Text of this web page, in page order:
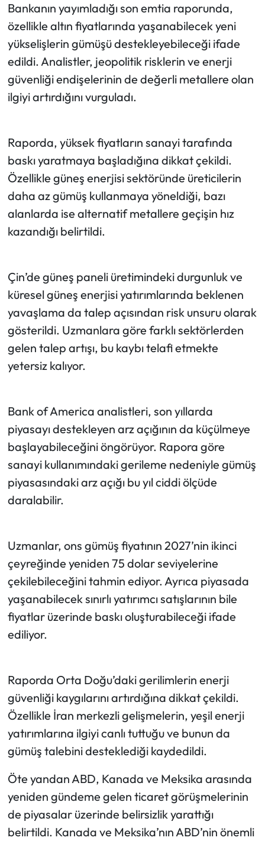
Bankanın yayımladığı son emtia raporunda,
özellikle altın fiyatlarında yaşanabilecek yeni
yükselişlerin gümüşü destekleyebileceği ifade
edildi. Analistler, jeopolitik risklerin ve enerji
güvenliği endişelerinin de değerli metallere olan
ilgiyi artırdığını vurguladı.
Raporda, yüksek fiyatların sanayi tarafında
baskı yaratmaya başladığına dikkat çekildi.
Özellikle güneş enerjisi sektöründe üreticilerin
daha az gümüş kullanmaya yöneldiği, bazı
alanlarda ise alternatif metallere geçişin hız
kazandığı belirtildi.
Çin’de güneş paneli üretimindeki durgunluk ve
küresel güneş enerjisi yatırımlarında beklenen
yavaşlama da talep açısından risk unsuru olarak
gösterildi. Uzmanlara göre farklı sektörlerden
gelen talep artışı, bu kaybı telafi etmekte
yetersiz kalıyor.
Bank of America analistleri, son yıllarda
piyasayı destekleyen arz açığının da küçülmeye
başlayabileceğini öngörüyor. Rapora göre
sanayi kullanımındaki gerileme nedeniyle gümüş
piyasasındaki arz açığı bu yıl ciddi ölçüde
daralabilir.
Uzmanlar, ons gümüş fiyatının 2027’nin ikinci
çeyreğinde yeniden 75 dolar seviyelerine
çekilebileceğini tahmin ediyor. Ayrıca piyasada
yaşanabilecek sınırlı yatırımcı satışlarının bile
fiyatlar üzerinde baskı oluşturabileceği ifade
ediliyor.
Raporda Orta Doğu’daki gerilimlerin enerji
güvenliği kaygılarını artırdığına dikkat çekildi.
Özellikle İran merkezli gelişmelerin, yeşil enerji
yatırımlarına ilgiyi canlı tuttuğu ve bunun da
gümüş talebini desteklediği kaydedildi.
Öte yandan ABD, Kanada ve Meksika arasında
yeniden gündeme gelen ticaret görüşmelerinin
de piyasalar üzerinde belirsizlik yarattığı
belirtildi. Kanada ve Meksika’nın ABD’nin önemli